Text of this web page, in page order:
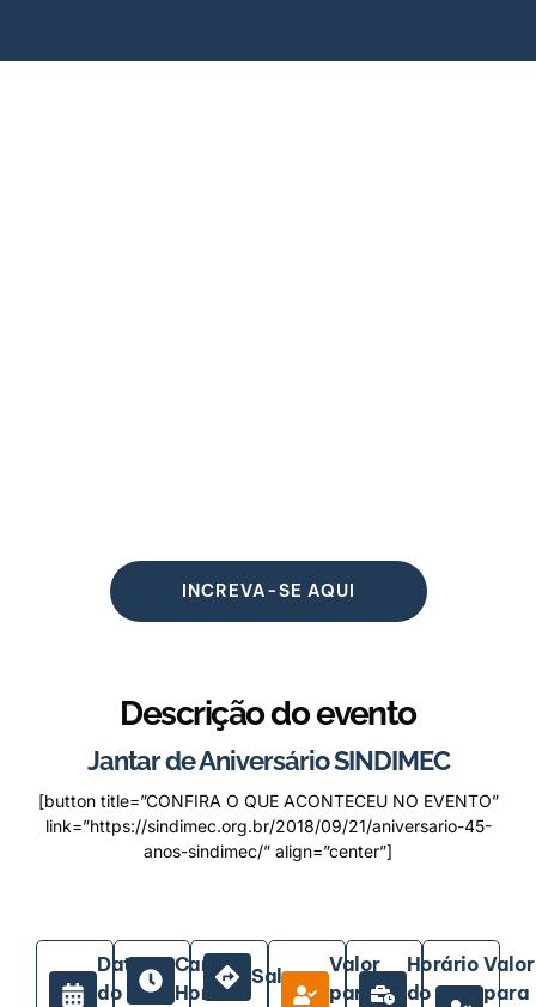
INCREVA-SE AQUI
Descrição do evento
Jantar de Aniversário SINDIMEC
[button title=”CONFIRA O QUE ACONTECEU NO EVENTO”
link=”https://sindimec.org.br/2018/09/21/aniversario-45-
anos-sindimec/” align=”center”]
Data
do
Carga
Horária
Sala
Valor
para
Horário
do
Valor
para